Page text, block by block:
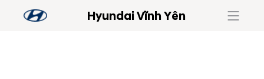
Hyundai Vĩnh Yên